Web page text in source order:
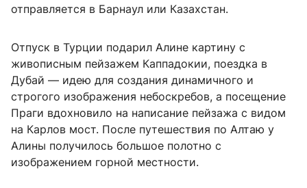
отправляется в Барнаул или Казахстан.
Отпуск в Турции подарил Алине картину с
живописным пейзажем Каппадокии, поездка в
Дубай — идею для создания динамичного и
строгого изображения небоскребов, а посещение
Праги вдохновило на написание пейзажа с видом
на Карлов мост. После путешествия по Алтаю у
Алины получилось большое полотно с
изображением горной местности.